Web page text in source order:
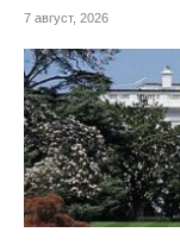
7 август, 2026